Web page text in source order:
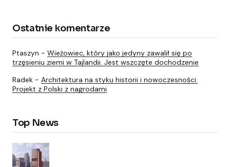
Ostatnie komentarze
Ptaszyn - Wieżowiec, który jako jedyny zawalił się po
trzęsieniu ziemi w Tajlandii. Jest wszczęte dochodzenie
Radek - Architektura na styku historii i nowoczesności.
Projekt z Polski z nagrodami
Top News